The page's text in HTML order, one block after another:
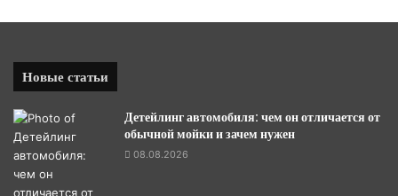
Новые статьи
Детейлинг автомобиля: чем он отличается от
обычной мойки и зачем нужен
08.08.2026